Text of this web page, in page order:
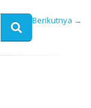
Berikutnya →